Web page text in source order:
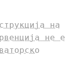
на
не е